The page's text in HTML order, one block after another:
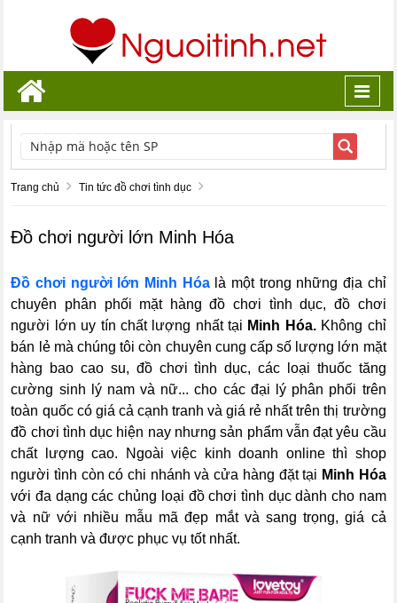
TÌM KIẾM
Trang chủ Tin tức đồ chơi tình dục
Đồ chơi người lớn Minh Hóa
Đồ chơi người lớn Minh Hóalà một trong những địa chỉ
chuyên phân phối mặt hàng đồ chơi tình dục, đồ chơi
người lớn uy tín chất lượng nhất tại Minh Hóa. Không chỉ
bán lẻ mà chúng tôi còn chuyên cung cấp số lượng lớn mặt
hàng bao cao su, đồ chơi tình dục, các loại thuốc tăng
cường sinh lý nam và nữ... cho các đại lý phân phối trên
toàn quốc có giá cả cạnh tranh và giá rẻ nhất trên thị trường
đồ chơi tình dục hiện nay nhưng sản phẩm vẫn đạt yêu cầu
chất lượng cao. Ngoài việc kinh doanh online thì shop
người tình còn có chi nhánh và cửa hàng đặt tại Minh Hóa
với đa dạng các chủng loại đồ chơi tình dục dành cho nam
và nữ với nhiều mẫu mã đẹp mắt và sang trọng, giá cả
cạnh tranh và được phục vụ tốt nhất.